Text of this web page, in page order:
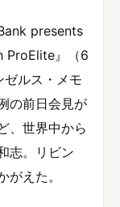
presents
ProElite』（6
ゼルス・メモ
の前日会見が
、世界中から
志。リビン
えた。